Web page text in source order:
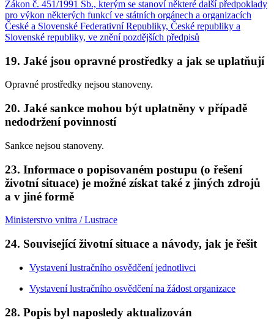
Zákon č. 451/1991 Sb., kterým se stanoví některé další předpoklady
pro výkon některých funkcí ve státních orgánech a organizacích
České a Slovenské Federativní Republiky, České republiky a
Slovenské republiky, ve znění pozdějších předpisů
19. Jaké jsou opravné prostředky a jak se uplatňují
Opravné prostředky nejsou stanoveny.
20. Jaké sankce mohou být uplatněny v případě
nedodržení povinností
Sankce nejsou stanoveny.
23. Informace o popisovaném postupu (o řešení
životní situace) je možné získat také z jiných zdrojů
a v jiné formě
Ministerstvo vnitra / Lustrace
24. Související životní situace a návody, jak je řešit
Vystavení lustračního osvědčení jednotlivci
Vystavení lustračního osvědčení na žádost organizace
28. Popis byl naposledy aktualizován